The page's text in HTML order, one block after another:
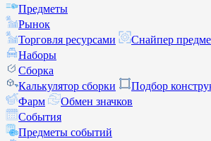
Предметы
Рынок
Торговля ресурсами
Снайпер
Наборы
Сборка
Калькулятор сборки
Подбор
Фарм
Обмен значков
События
Предметы событий